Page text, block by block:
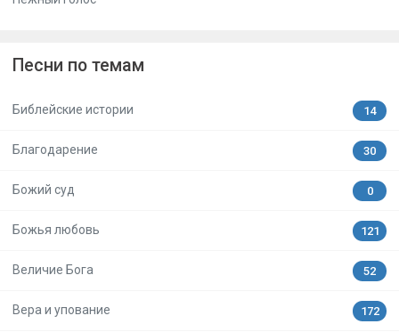
Песни по темам
Библейские истории 14
Благодарение 30
Божий суд 0
Божья любовь 121
Величие Бога 52
Вера и упование 172